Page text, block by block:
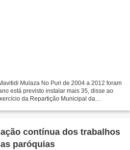
Mulaza No Puri de 2004 a 2012 foram
está previsto instalar mais 35, disse ao
da Repartição Municipal da
contínua dos trabalhos
paróquias